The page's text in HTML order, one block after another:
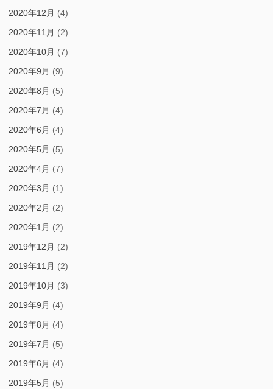
2020年12月 (4)
2020年11月 (2)
2020年10月 (7)
2020年9月 (9)
2020年8月 (5)
2020年7月 (4)
2020年6月 (4)
2020年5月 (5)
2020年4月 (7)
2020年3月 (1)
2020年2月 (2)
2020年1月 (2)
2019年12月 (2)
2019年11月 (2)
2019年10月 (3)
2019年9月 (4)
2019年8月 (4)
2019年7月 (5)
2019年6月 (4)
2019年5月 (5)